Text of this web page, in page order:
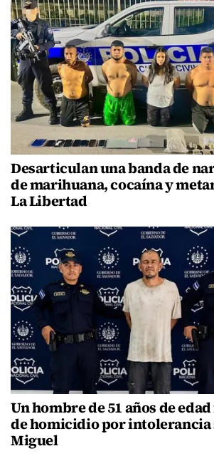
Desarticulan una banda de
de marihuana, cocaína y
La Libertad
Un hombre de 51 años de
de homicidio por intolerancia
Miguel